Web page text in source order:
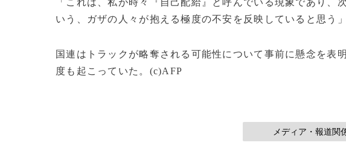
「これは、私が時々『自己配給』と呼んでいる現象であり、
いう、ガザの人々が抱える極度の不安を反映していると思う
国連はトラックが略奪される可能性について事前に懸念を表
度も起こっていた。(c)AFP
メディア・報道関